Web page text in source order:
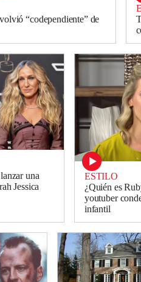
“codependiente” de
una
Jessica
ESTILO
¿Quién es
youtuber
infantil